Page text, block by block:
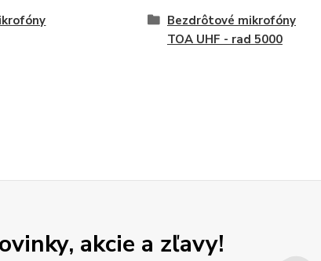
Bezdrôtové mikrofóny
TOA UHF - rad 5000
akcie a zľavy!